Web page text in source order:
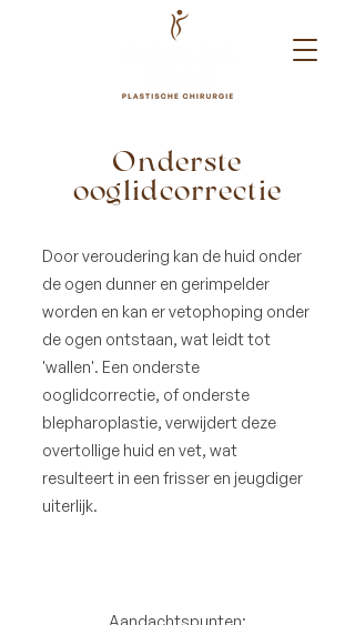
Onderste
ooglidcorrectie
Door veroudering kan de huid onder
de ogen dunner en gerimpelder
worden en kan er vetophoping onder
de ogen ontstaan, wat leidt tot
'wallen'. Een onderste
ooglidcorrectie, of onderste
blepharoplastie, verwijdert deze
overtollige huid en vet, wat
resulteert in een frisser en jeugdiger
uiterlijk.
Aandachtspunten: